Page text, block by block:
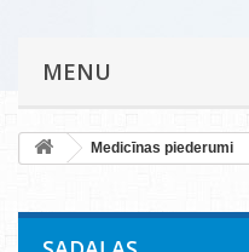
MENU
Medicīnas piederumi